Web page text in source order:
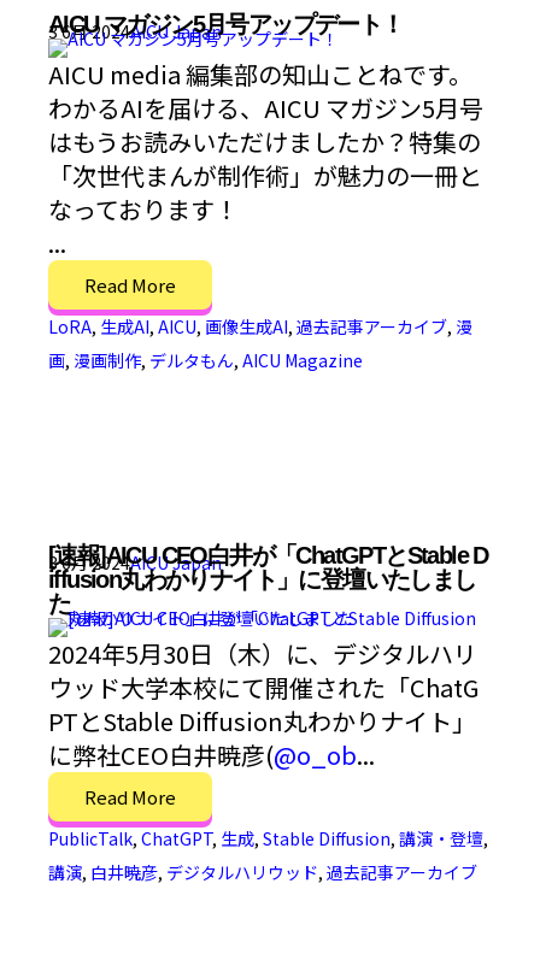
AICU マガジン5月号アップデート！
3 6月 2024AICU Japan
AICU media 編集部の知山ことねです。
わかるAIを届ける、AICU マガジン5月号
はもうお読みいただけましたか？特集の
「次世代まんが制作術」が魅力の一冊と
なっております！
...
Read More
LoRA, 生成AI, AICU, 画像生成AI, 過去記事アーカイブ, 漫
画, 漫画制作, デルタもん, AICU Magazine
[速報]AICU CEO白井が「ChatGPTとStable D
iffusion丸わかりナイト」に登壇いたしまし
た
3 6月 2024AICU Japan
2024年5月30日（木）に、デジタルハリ
ウッド大学本校にて開催された「ChatG
PTとStable Diffusion丸わかりナイト」
に弊社CEO白井暁彦(@o_ob...
Read More
PublicTalk, ChatGPT, 生成, Stable Diffusion, 講演・登壇,
講演, 白井暁彦, デジタルハリウッド, 過去記事アーカイブ